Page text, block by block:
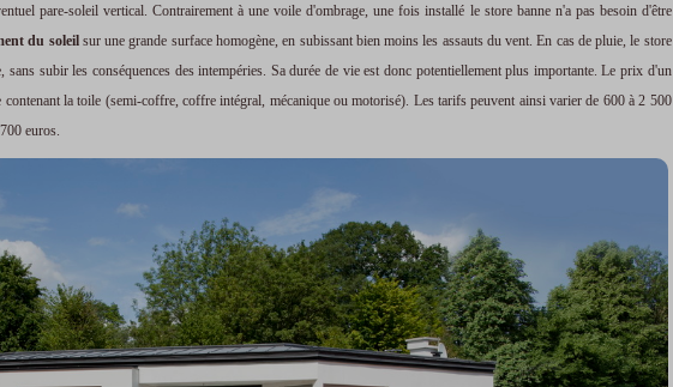
pare-soleil vertical. Contrairement à une voile d'ombrage, une fois installé le store banne n'a pas besoin d'être
du soleilsur une grande surface homogène, en subissant bien moins les assauts du vent. En cas de pluie, le store
subir les conséquences des intempéries. Sa durée de vie est donc potentiellement plus importante. Le prix d'un
la toile (semi-coffre, coffre intégral, mécanique ou motorisé). Les tarifs peuvent ainsi varier de 600 à 2 500
euros.